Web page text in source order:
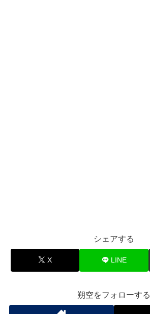
シェアする
X LINE
朔空をフォローする